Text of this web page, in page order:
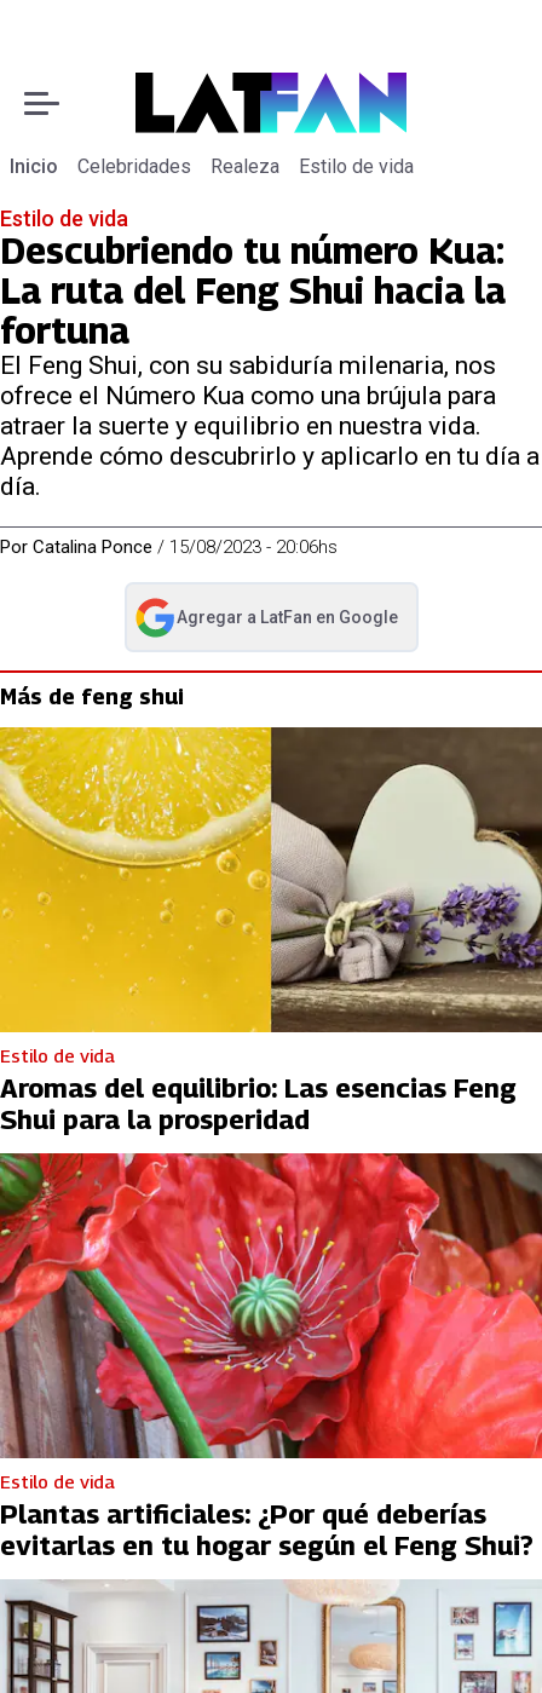
Inicio Celebridades Realeza Estilo de vida
Estilo de vida
Descubriendo tu número Kua:
La ruta del Feng Shui hacia la
fortuna
El Feng Shui, con su sabiduría milenaria, nos
ofrece el Número Kua como una brújula para
atraer la suerte y equilibrio en nuestra vida.
Aprende cómo descubrirlo y aplicarlo en tu día a
día.
Por Catalina Ponce / 15/08/2023 - 20:06hs
Agregar a LatFan en Google
abre en nueva pestaña
Más de feng shui
Estilo de vida
Aromas del equilibrio: Las esencias Feng
Shui para la prosperidad
Estilo de vida
Plantas artificiales: ¿Por qué deberías
evitarlas en tu hogar según el Feng Shui?